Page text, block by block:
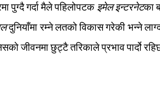
पुग्दै गर्दा मैले पहिलोपटक इमेल इन्टरनेटका
दुनियाँमा रम्ने लतको विकास गरेकी भन्ने
जीवनमा छुट्टै तरिकाले प्रभाव पार्दो